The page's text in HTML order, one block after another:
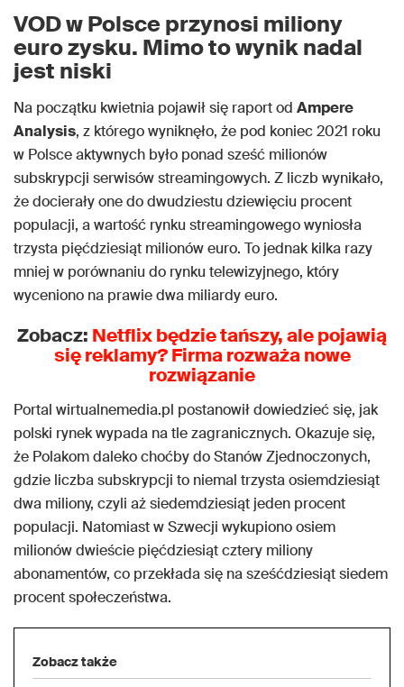
VOD w Polsce przynosi miliony
euro zysku. Mimo to wynik nadal
jest niski
Na początku kwietnia pojawił się raport od Ampere
Analysis, z którego wyniknęło, że pod koniec 2021 roku
w Polsce aktywnych było ponad sześć milionów
subskrypcji serwisów streamingowych. Z liczb wynikało,
że docierały one do dwudziestu dziewięciu procent
populacji, a wartość rynku streamingowego wyniosła
trzysta pięćdziesiąt milionów euro. To jednak kilka razy
mniej w porównaniu do rynku telewizyjnego, który
wyceniono na prawie dwa miliardy euro.
Zobacz: Netflix będzie tańszy, ale pojawią
się reklamy? Firma rozważa nowe
rozwiązanie
Portal wirtualnemedia.pl postanowił dowiedzieć się, jak
polski rynek wypada na tle zagranicznych. Okazuje się,
że Polakom daleko choćby do Stanów Zjednoczonych,
gdzie liczba subskrypcji to niemal trzysta osiemdziesiąt
dwa miliony, czyli aż siedemdziesiąt jeden procent
populacji. Natomiast w Szwecji wykupiono osiem
milionów dwieście pięćdziesiąt cztery miliony
abonamentów, co przekłada się na sześćdziesiąt siedem
procent społeczeństwa.
Zobacz także